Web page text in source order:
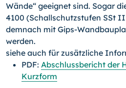
Wände“ geeignet sind. So­gar
4100 (Schallschutzstufen SSt
demnach mit Gips-
werden.
siehe auch für zusätzliche
PDF: Abschlussbericht der
Kurzform